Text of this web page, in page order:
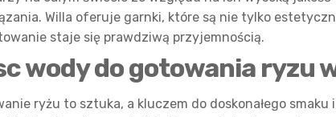
Willa oferuje garnki, które są nie tylko
staje się prawdziwą przyjemnością.
wody do gotowania ryzu
ryżu to sztuka, a kluczem do doskonałego